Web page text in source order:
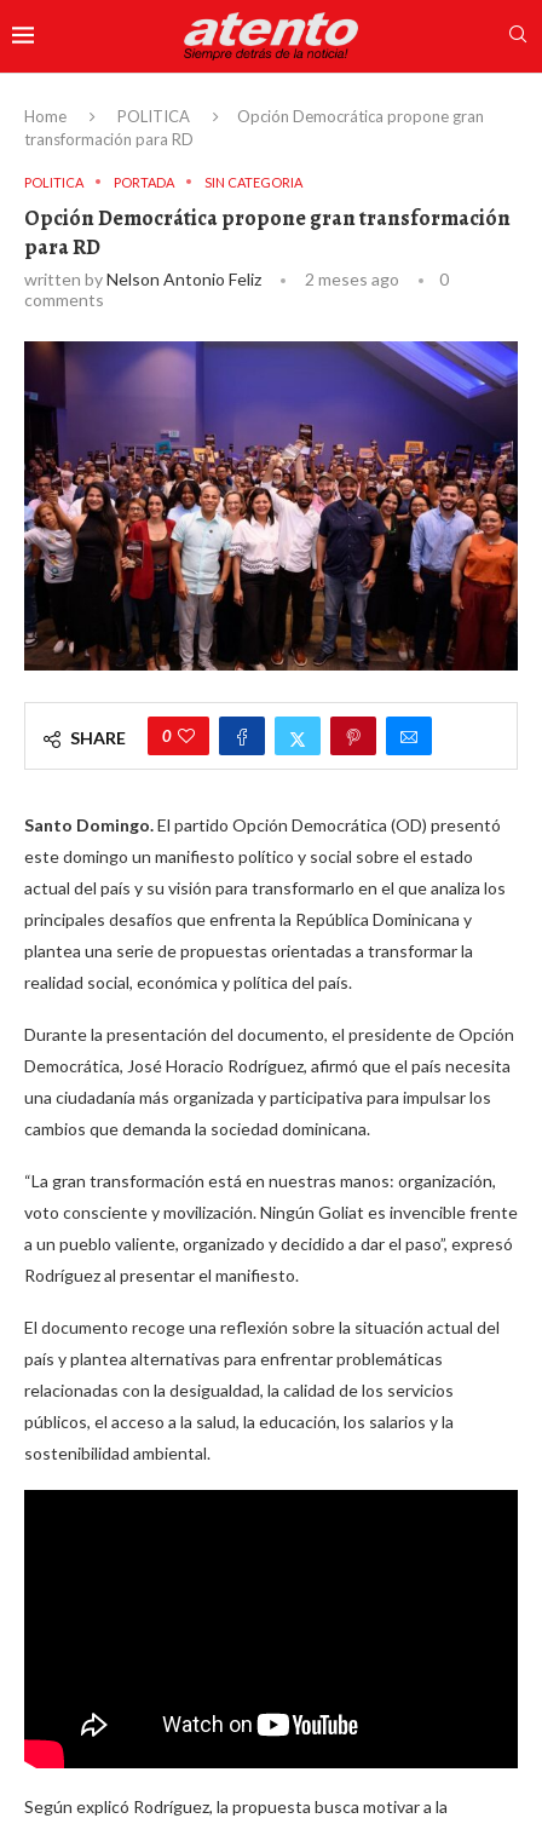
Home POLITICA
Opción Democrática propone gran
transformación para RD
POLITICA PORTADA SIN CATEGORIA
Opción Democrática propone gran transformación
para RD
written byNelson Antonio Feliz 2 meses ago
0
comments
SHARE 0
Santo Domingo.El partido Opción Democrática (OD) presentó
este domingo un manifiesto político y social sobre el estado
actual del país y su visión para transformarlo en el que analiza los
principales desafíos que enfrenta la República Dominicana y
plantea una serie de propuestas orientadas a transformar la
realidad social, económica y política del país.
Durante la presentación del documento, el presidente de Opción
Democrática, José Horacio Rodríguez, afirmó que el país necesita
una ciudadanía más organizada y participativa para impulsar los
cambios que demanda la sociedad dominicana.
“La gran transformación está en nuestras manos: organización,
voto consciente y movilización. Ningún Goliat es invencible frente
a un pueblo valiente, organizado y decidido a dar el paso”, expresó
Rodríguez al presentar el manifiesto.
El documento recoge una reflexión sobre la situación actual del
país y plantea alternativas para enfrentar problemáticas
relacionadas con la desigualdad, la calidad de los servicios
públicos, el acceso a la salud, la educación, los salarios y la
sostenibilidad ambiental.
Según explicó Rodríguez, la propuesta busca motivar a la